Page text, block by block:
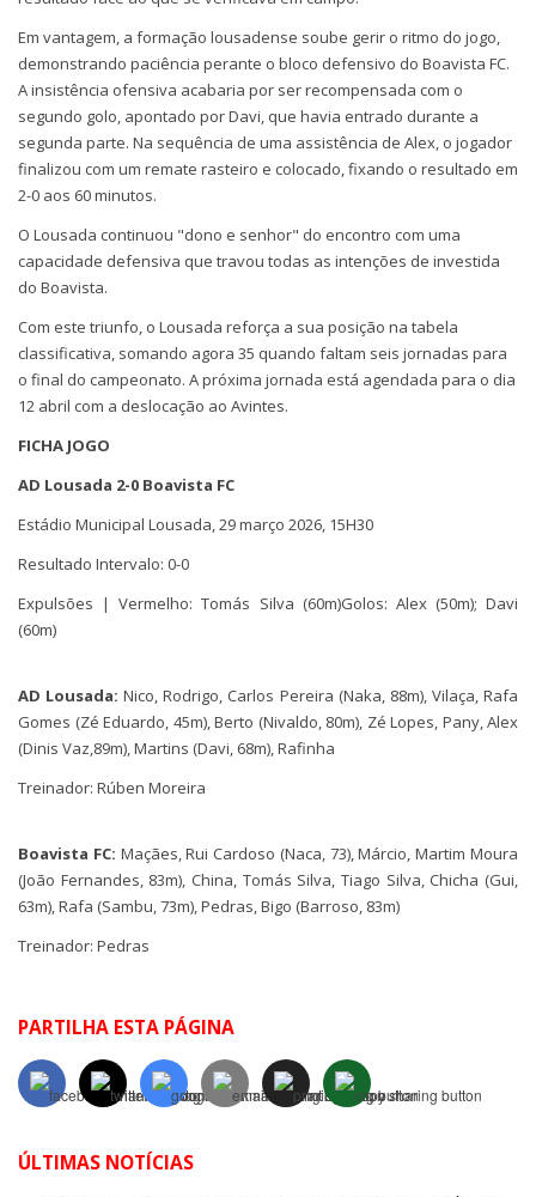
Em vantagem, a formação lousadense soube gerir o ritmo do jogo,
demonstrando paciência perante o bloco defensivo do Boavista FC.
A insistência ofensiva acabaria por ser recompensada com o
segundo golo, apontado por Davi, que havia entrado durante a
segunda parte. Na sequência de uma assistência de Alex, o jogador
finalizou com um remate rasteiro e colocado, fixando o resultado em
2-0 aos 60 minutos.
O Lousada continuou "dono e senhor" do encontro com uma
capacidade defensiva que travou todas as intenções de investida
do Boavista.
Com este triunfo, o Lousada reforça a sua posição na tabela
classificativa, somando agora 35 quando faltam seis jornadas para
o final do campeonato. A próxima jornada está agendada para o dia
12 abril com a deslocação ao Avintes.
FICHA JOGO
AD Lousada 2-0 Boavista FC
Estádio Municipal Lousada, 29 março 2026, 15H30
Resultado Intervalo: 0-0
Expulsões | Vermelho: Tomás Silva (60m)Golos: Alex (50m); Davi
(60m)
AD Lousada: Nico, Rodrigo, Carlos Pereira (Naka, 88m), Vilaça, Rafa
Gomes (Zé Eduardo, 45m), Berto (Nivaldo, 80m), Zé Lopes, Pany, Alex
(Dinis Vaz,89m), Martins (Davi, 68m), Rafinha
Treinador: Rúben Moreira
Boavista FC: Maçães, Rui Cardoso (Naca, 73), Márcio, Martim Moura
(João Fernandes, 83m), China, Tomás Silva, Tiago Silva, Chicha (Gui,
63m), Rafa (Sambu, 73m), Pedras, Bigo (Barroso, 83m)
Treinador: Pedras
PARTILHA ESTA PÁGINA
ÚLTIMAS NOTÍCIAS